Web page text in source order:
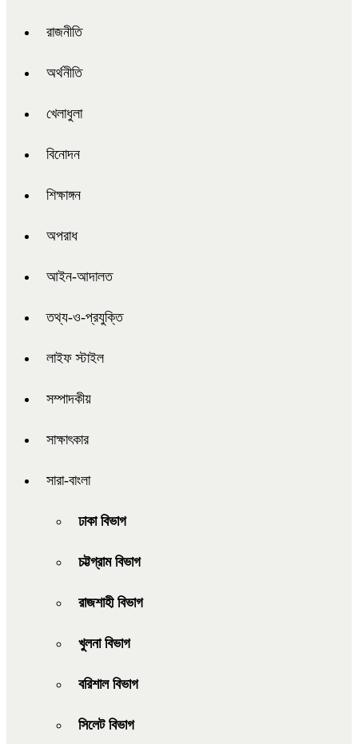
রাজনীতি
অর্থনীতি
খেলাধুলা
বিনোদন
শিক্ষাঙ্গন
অপরাধ
আইন-আদালত
তথ্য-ও-প্রযুক্তি
লাইফ স্টাইল
সম্পাদকীয়
সাক্ষাৎকার
সারা-বাংলা
ঢাকা বিভাগ
চট্টগ্রাম বিভাগ
রাজশাহী বিভাগ
খুলনা বিভাগ
বরিশাল বিভাগ
সিলেট বিভাগ